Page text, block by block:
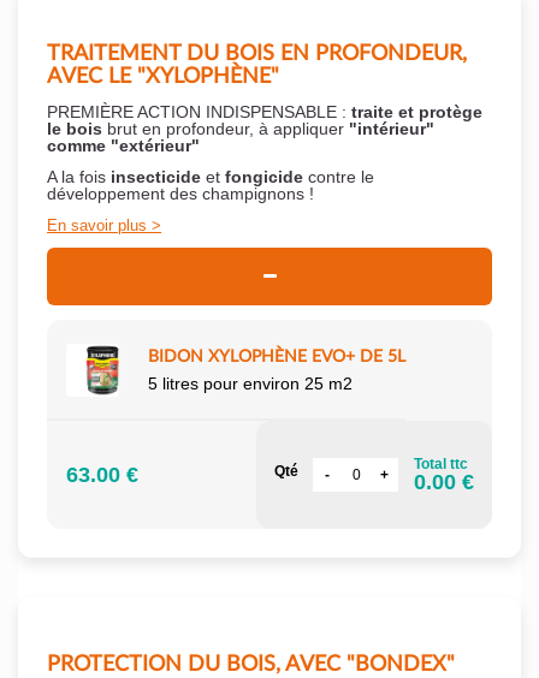
TRAITEMENT DU BOIS EN PROFONDEUR,
AVEC LE "XYLOPHÈNE"
PREMIÈRE ACTION INDISPENSABLE : traite et protège
le bois brut en profondeur, à appliquer "intérieur"
comme "extérieur"
A la fois insecticide et fongicide contre le
développement des champignons !
En savoir plus
BIDON XYLOPHÈNE EVO+ DE 5L
5 litres pour environ 25 m2
63.00 € Qté Total ttc
0.00 €
PROTECTION DU BOIS, AVEC "BONDEX"